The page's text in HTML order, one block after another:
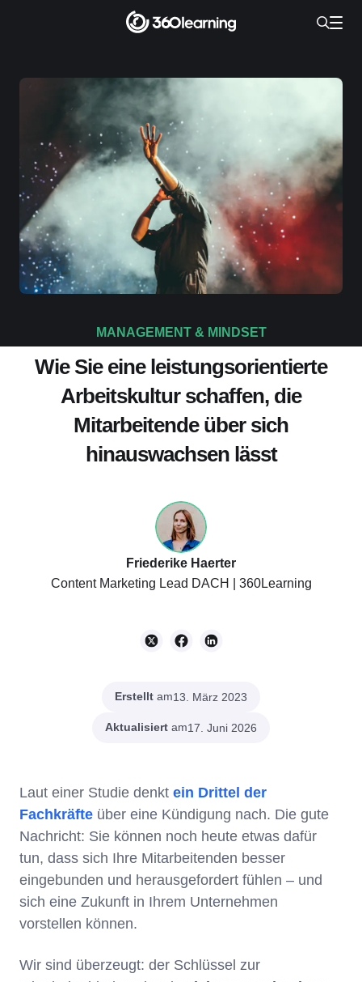
MANAGEMENT & MINDSET
Wie Sie eine leistungsorientierte
Arbeitskultur schaffen, die
Mitarbeitende über sich
hinauswachsen lässt
Friederike Haerter
Content Marketing Lead DACH | 360Learning
Erstellt am13. März 2023
Aktualisiert am17. Juni 2026
Laut einer Studie denkt ein Drittel der
Fachkräfte über eine Kündigung nach. Die gute
Nachricht: Sie können noch heute etwas dafür
tun, dass sich Ihre Mitarbeitenden besser
eingebunden und herausgefordert fühlen – und
sich eine Zukunft in Ihrem Unternehmen
vorstellen können.
Wir sind überzeugt: der Schlüssel zur